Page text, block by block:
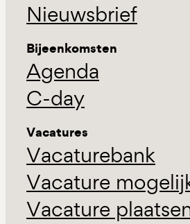
Nieuwsbrief
Bijeenkomsten
Agenda
C-day
Vacatures
Vacaturebank
Vacature
Vacature